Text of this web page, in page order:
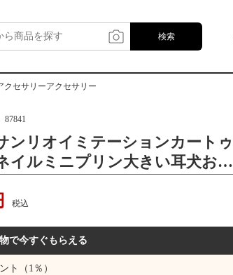
検索
クセサリーアクセサリー
87841
ンリオイミテーションカートゥ
イルミニプリン大きい耳犬お尻
税込
で今すぐもらえる
ト（1％）